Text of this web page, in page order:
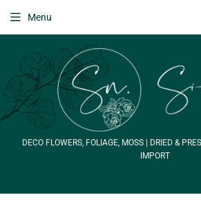
DECO FLOWERS, FOLIAGE, MOSS | DRIED &
IMPORT
Menu